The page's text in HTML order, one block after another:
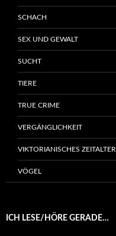
SCHACH
SEX UND GEWALT
SUCHT
TIERE
TRUE CRIME
VERGÄNGLICHKEIT
VIKTORIANISCHES ZEITALTER
VÖGEL
ICH LESE/HÖRE GERADE…